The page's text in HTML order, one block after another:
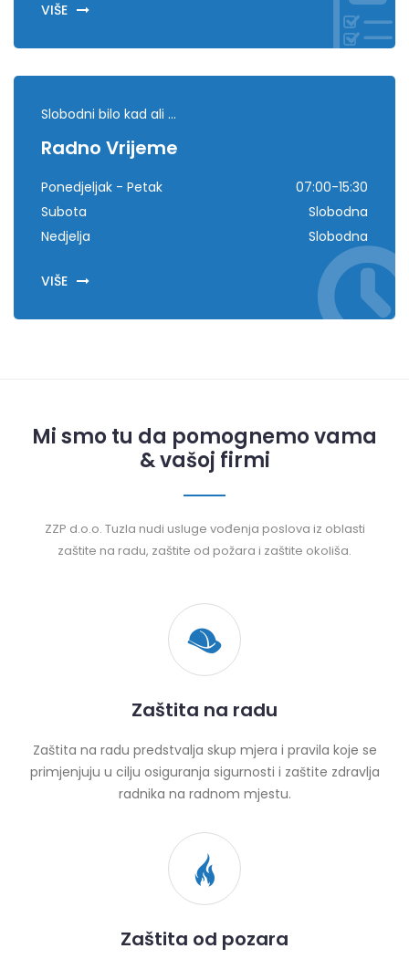
VIŠE
Slobodni bilo kad ali ...
Radno Vrijeme
Ponedjeljak - Petak
07:00-15:30
Subota
Slobodna
Nedjelja
Slobodna
VIŠE
Mi smo tu da pomognemo vama
& vašoj firmi
ZZP d.o.o. Tuzla nudi usluge vođenja poslova iz oblasti
zaštite na radu, zaštite od požara i zaštite okoliša.
Zaštita na radu
Zaštita na radu predstvalja skup mjera i pravila koje se
primjenjuju u cilju osiguranja sigurnosti i zaštite zdravlja
radnika na radnom mjestu.
Zaštita od pozara